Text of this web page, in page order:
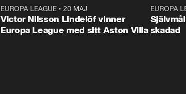
EUROPA LEAGUE • 20 MAJ
Victor Nilsson Lindelöf vinner
Europa League med sitt Aston Villa
EUROPA
skadad